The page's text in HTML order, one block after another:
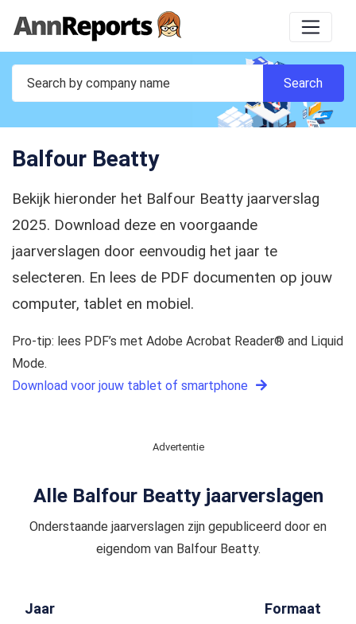
Balfour Beatty
Bekijk hieronder het Balfour Beatty jaarverslag
2025. Download deze en voorgaande
jaarverslagen door eenvoudig het jaar te
selecteren. En lees de PDF documenten op jouw
computer, tablet en mobiel.
Pro-tip: lees PDF’s met Adobe Acrobat Reader® and Liquid
Mode.
Download voor jouw tablet of smartphone
Advertentie
Alle Balfour Beatty jaarverslagen
Onderstaande jaarverslagen zijn gepubliceerd door en
eigendom van Balfour Beatty.
Jaar Formaat